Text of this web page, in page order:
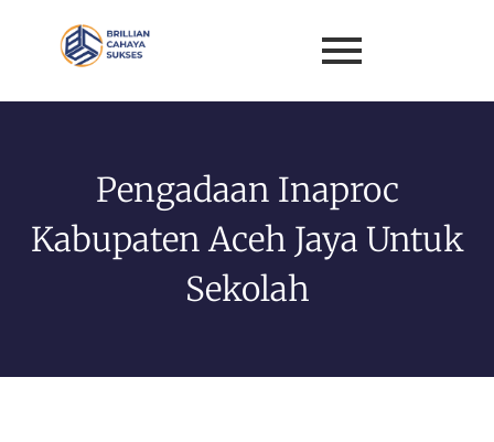
Pengadaan Inaproc
Kabupaten Aceh Jaya Untuk
Sekolah